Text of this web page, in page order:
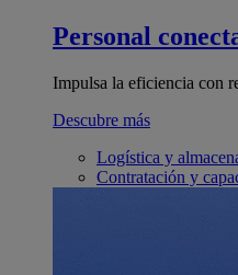
Personal
Impulsa la eficiencia con
Descubre más
Logística y
Contratación y